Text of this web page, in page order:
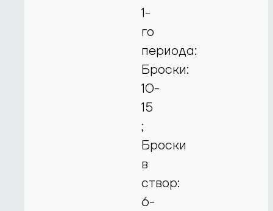
1-
го
периода:
Броски:
10-
15
;
Броски
в
створ:
6-